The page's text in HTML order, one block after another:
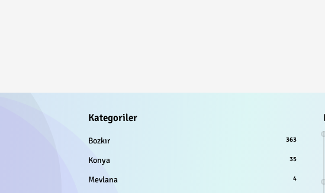
Kategoriler
Bozkır 363
Konya 35
Mevlana 4